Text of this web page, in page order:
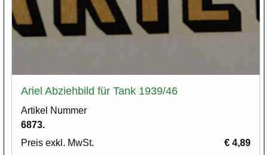
Ariel Abziehbild für Tank 1939/46
Artikel Nummer
6873.
Preis exkl. MwSt.
€ 4,89